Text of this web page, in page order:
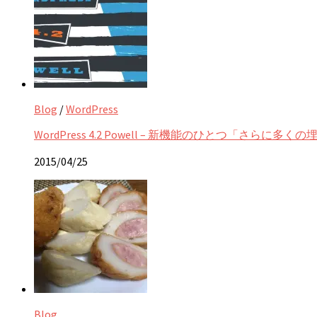
Blog /WordPress
WordPress 4.2 Powell – 新機能のひとつ「さらに多くの
2015/04/25